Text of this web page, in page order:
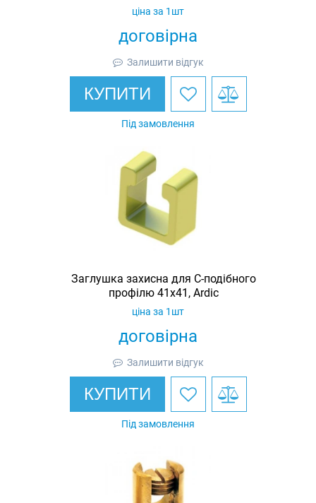
договірна
ціна за 1шт
Залишити відгук
КУПИТИ
Під замовлення
Заглушка захисна для С-подібного
профілю 41х41, Ardic
договірна
ціна за 1шт
Залишити відгук
КУПИТИ
Під замовлення